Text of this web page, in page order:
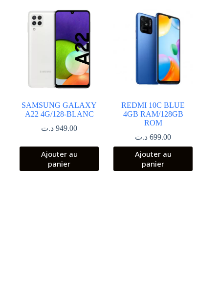
SAMSUNG GALAXY
A22 4G/128-BLANC
949.00 د.ت
Ajouter au
panier
REDMI 10C BLUE
4GB RAM/128GB
ROM
699.00 د.ت
Ajouter au
panier